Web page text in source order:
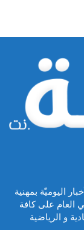
اليوميّة بمهنية
العام على كافة